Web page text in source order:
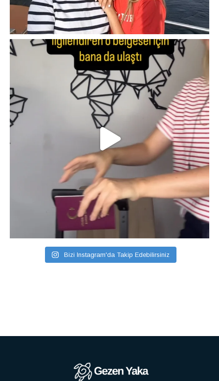
Bizi Instagram'da Takip Edebilirsiniz